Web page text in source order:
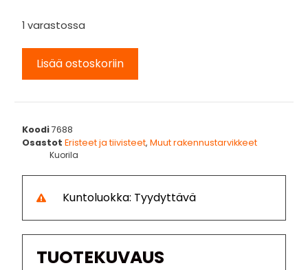
1 varastossa
Lisää ostoskoriin
Koodi7688
Osastot Eristeet ja tiivisteet,Muut rakennustarvikkeet
Kuorila
Kuntoluokka: Tyydyttävä
TUOTEKUVAUS